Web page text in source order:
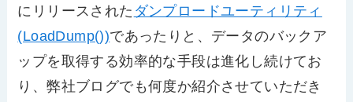
にリリースされた ダンプロードユーティリティ
(LoadDump())であったりと、データのバックア
ップを取得する効率的な手段は進化し続けてお
り、弊社ブログでも何度か紹介させていただき